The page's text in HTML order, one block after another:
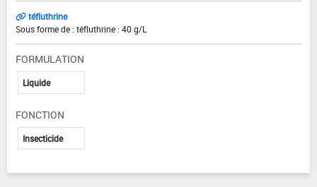
téfluthrine
Sous forme de : téfluthrine : 40 g/L
FORMULATION
Liquide
FONCTION
Insecticide